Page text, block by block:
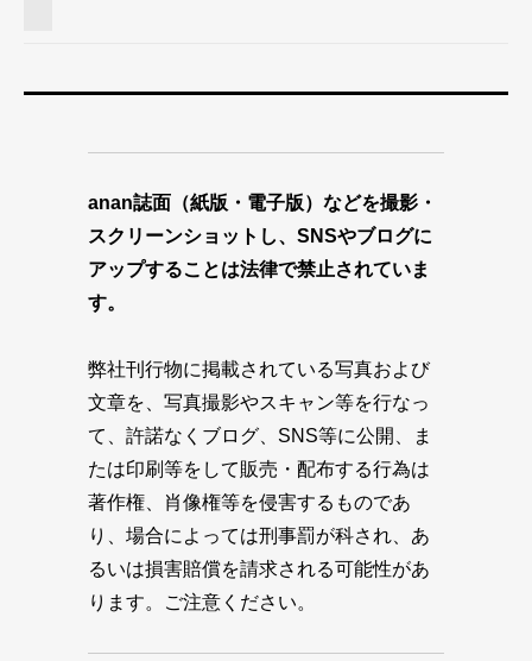
anan誌面（紙版・電子版）などを撮影・
スクリーンショットし、SNSやブログに
アップすることは法律で禁止されていま
す。
弊社刊行物に掲載されている写真および
文章を、写真撮影やスキャン等を行なっ
て、許諾なくブログ、SNS等に公開、ま
たは印刷等をして販売・配布する行為は
著作権、肖像権等を侵害するものであ
り、場合によっては刑事罰が科され、あ
るいは損害賠償を請求される可能性があ
ります。ご注意ください。